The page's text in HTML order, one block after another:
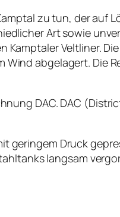
zu tun, der
Art sowie
Veltliner.
Wind abgelagert.
DAC. DAC
geringem Druck
langsam